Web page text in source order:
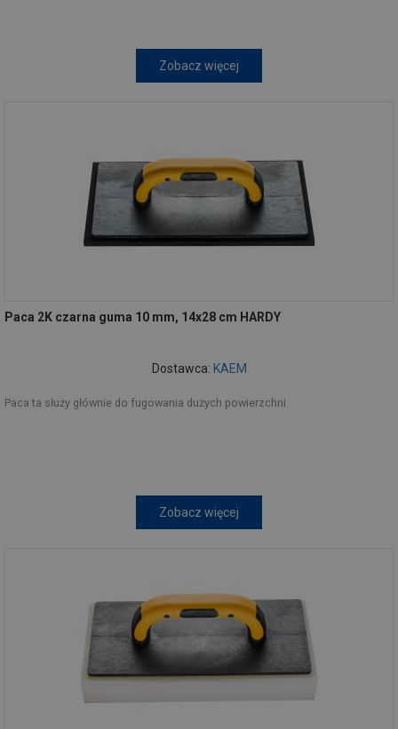
Zobacz więcej
Paca 2K czarna guma 10 mm, 14x28 cm HARDY
Dostawca: KAEM
Paca ta służy głównie do fugowania dużych powierzchni
Zobacz więcej